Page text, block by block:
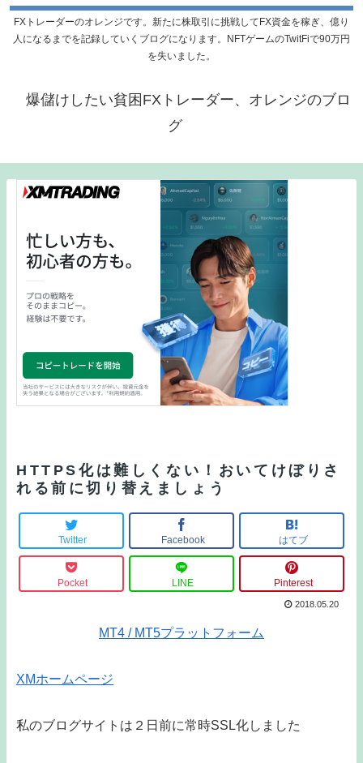
FXトレーダーのオレンジです。新たに株取引に挑戦してFX資金を稼ぎ、億り
人になるまでを記録していくブログになります。NFTゲームのTwitFiで90万円
を失いました。
爆儲けしたい貧困FXトレーダー、オレンジのブロ
グ
HTTPS化は難しくない！おいてけぼりさ
れる前に切り替えましょう
Twitter Facebook はてブ
Pocket LINE Pinterest
2018.05.20
MT4 / MT5プラットフォーム
XMホームページ
私のブログサイトは２日前に常時SSL化しました